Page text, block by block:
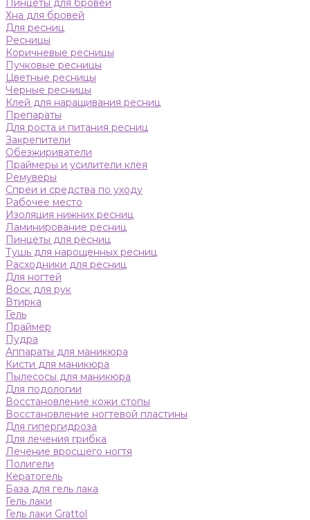
Пинцеты для бровей
Хна для бровей
Для ресниц
Ресницы
Коричневые ресницы
Пучковые ресницы
Цветные ресницы
Черные ресницы
Клей для наращивания ресниц
Препараты
Для роста и питания ресниц
Закрепители
Обезжириватели
Праймеры и усилители клея
Ремуверы
Спреи и средства по уходу
Рабочее место
Изоляция нижних ресниц
Ламинирование ресниц
Пинцеты для ресниц
Тушь для нарощенных ресниц
Расходники для ресниц
Для ногтей
Воск для рук
Втирка
Гель
Праймер
Пудра
Аппараты для маникюра
Кисти для маникюра
Пылесосы для маникюра
Для подологии
Восстановление кожи стопы
Восстановление ногтевой пластины
Для гипергидроза
Для лечения грибка
Лечение вросшего ногтя
Полигели
Кератогель
База для гель лака
Гель лаки
Гель лаки Grattol